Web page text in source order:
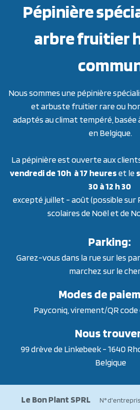
Pépinière
arbre fruitier
Nous sommes une pépinière
et arbuste fruitier rare ou
adaptés au climat tempéré, basée
en Belgique.
La pépinière est ouverte aux
vendredi de 10h à 17 heureset le
30 à 12 h 30
excepté juillet - août (possible sur
scolaires de Noël et de
Parking:
Garez-vous dans la rue sur les
marchez sur le
Modes de
Payconiq, virement/QR code
Nous
99 drève de Linkebeek - 1640
Belgique
Le Bon Plant SPRL
N°